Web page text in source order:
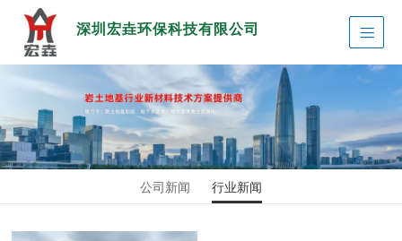
深圳宏垚环保科技有限公司
公司新闻 行业新闻